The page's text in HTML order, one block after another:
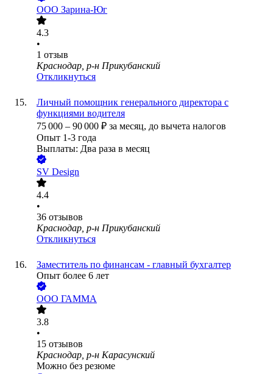
ООО Зарина-Юг
4.3
•
1 отзыв
Краснодар, р-н Прикубанский
Откликнуться
Личный помощник генерального директора с
функциями водителя
75 000 – 90 000 ₽ за месяц, до вычета налогов
Опыт 1-3 года
Выплаты: Два раза в месяц
SV Design
4.4
•
36 отзывов
Краснодар, р-н Прикубанский
Откликнуться
Заместитель по финансам - главный бухгалтер
Опыт более 6 лет
ООО ГАММА
3.8
•
15 отзывов
Краснодар, р-н Карасунский
Можно без резюме